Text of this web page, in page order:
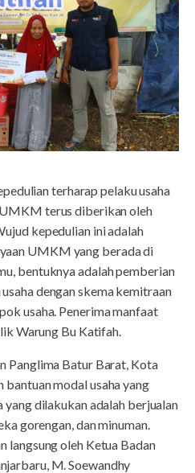
terharap pelaku usaha
terus diberikan oleh
kepedulian ini adalah
UMKM yang berada di
bentuknya adalah pemberian
dengan skema kemitraan
usaha. Penerima manfaat
Warung Bu Katifah.
Panglima Batur Barat, Kota
modal usaha yang
yang dilakukan adalah berjualan
gorengan, dan minuman.
langsung oleh Ketua Badan
M. Soewandhy